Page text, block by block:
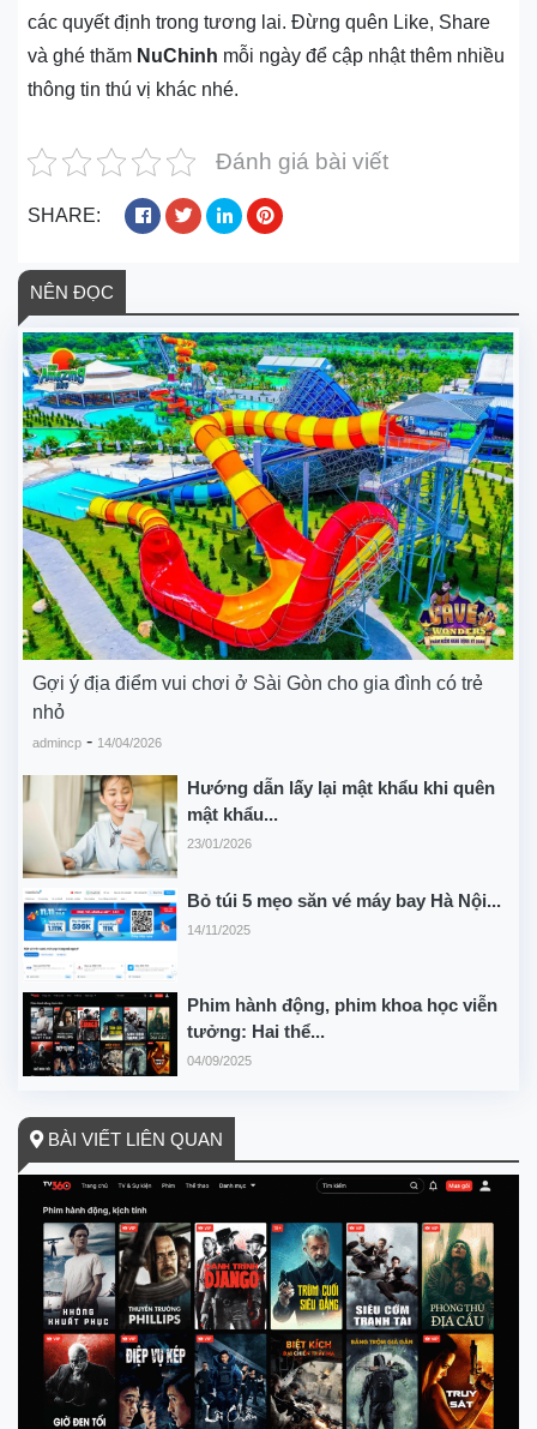
các quyết định trong tương lai. Đừng quên Like, Share
và ghé thăm NuChinh mỗi ngày để cập nhật thêm nhiều
thông tin thú vị khác nhé.
Đánh giá bài viết
SHARE:
NÊN ĐỌC
Gợi ý địa điểm vui chơi ở Sài Gòn cho gia đình có trẻ
nhỏ
admincp - 14/04/2026
Hướng dẫn lấy lại mật khẩu khi quên
mật khẩu...
23/01/2026
Bỏ túi 5 mẹo săn vé máy bay Hà Nội...
14/11/2025
Phim hành động, phim khoa học viễn
tưởng: Hai thể...
04/09/2025
BÀI VIẾT LIÊN QUAN